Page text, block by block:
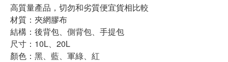
高質量產品，切勿和劣質便宜貨相比較
材質：夾網膠布
結構：後背包、側背包、手提包
尺寸：10L、20L
顏色：黑、藍、軍綠、紅